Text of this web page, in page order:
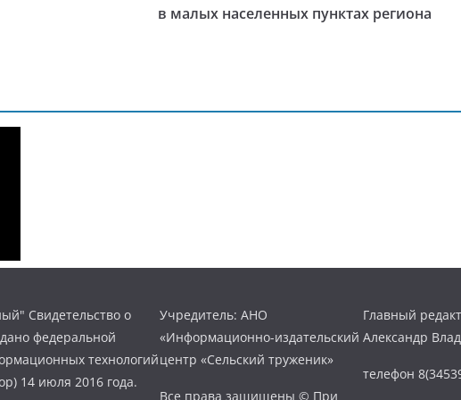
в малых населенных пунктах региона
Свидетельство о
федеральной
технологий
14 июля 2016 года.
Учредитель: АНО
«Информационно-издательский
центр «Сельский труженик»
Все права защищены © При
Главный
Александр
телефон